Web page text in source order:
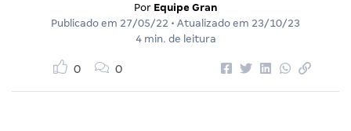
Por Equipe Gran
Publicado em 27/05/22 • Atualizado em 23/10/23
4 min. de leitura
0 0